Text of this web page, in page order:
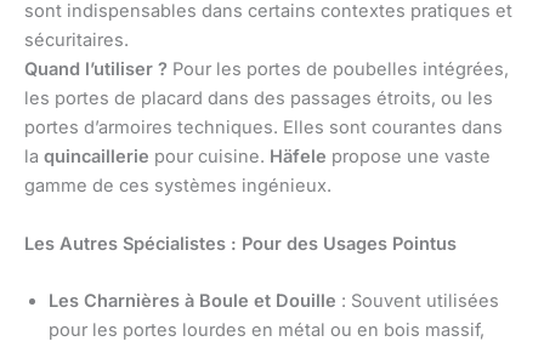
sont indispensables dans certains contextes pratiques et
sécuritaires.
Quand l’utiliser ? Pour les portes de poubelles intégrées,
les portes de placard dans des passages étroits, ou les
portes d’armoires techniques. Elles sont courantes dans
la quincaillerie pour cuisine. Häfele propose une vaste
gamme de ces systèmes ingénieux.
Les Autres Spécialistes : Pour des Usages Pointus
Les Charnières à Boule et Douille : Souvent utilisées
pour les portes lourdes en métal ou en bois massif,